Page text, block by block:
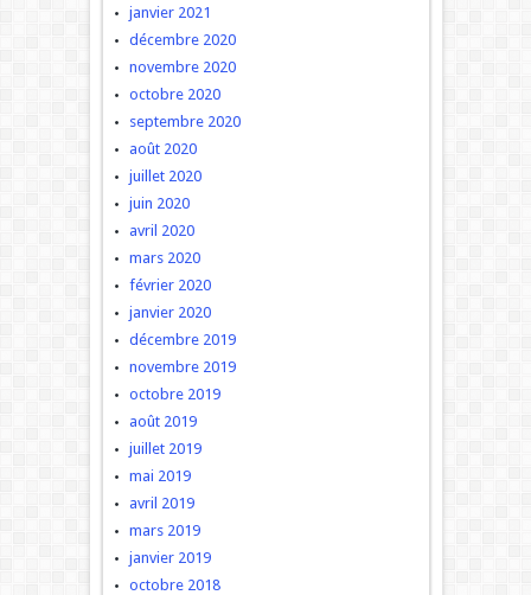
janvier 2021
décembre 2020
novembre 2020
octobre 2020
septembre 2020
août 2020
juillet 2020
juin 2020
avril 2020
mars 2020
février 2020
janvier 2020
décembre 2019
novembre 2019
octobre 2019
août 2019
juillet 2019
mai 2019
avril 2019
mars 2019
janvier 2019
octobre 2018